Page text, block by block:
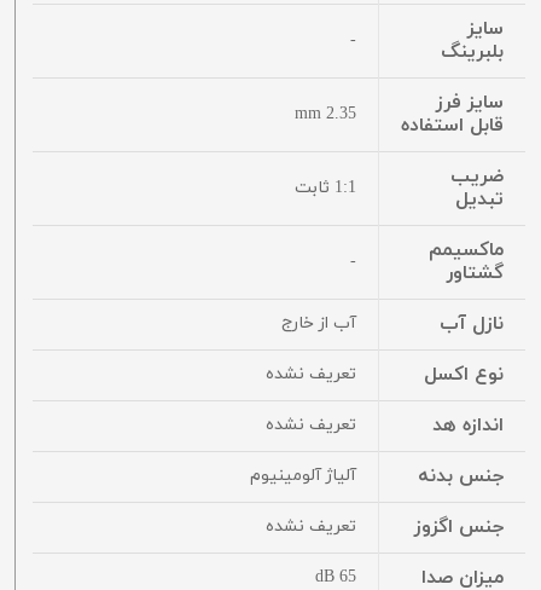
سایز
بلبرینگ
-
سایز فرز
قابل استفاده
2.35 mm
ضریب
تبدیل
1:1 ثابت
ماکسیمم
گشتاور
-
نازل آب آب از خارج
نوع اکسل تعریف نشده
اندازه هد تعریف نشده
جنس بدنه آلیاژ آلومینیوم
جنس اگزوز تعریف نشده
میزان صدا 65 dB